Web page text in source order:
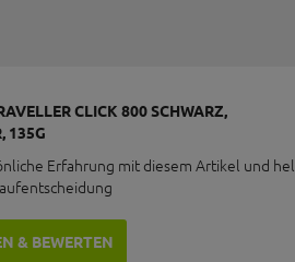
CLICK 800 SCHWARZ,
135G
Erfahrung mit diesem Artikel und
& BEWERTEN